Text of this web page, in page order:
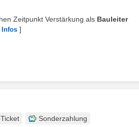
Zeitpunkt Verstärkung als Bauleiter
Infos ]
Sonderzahlung